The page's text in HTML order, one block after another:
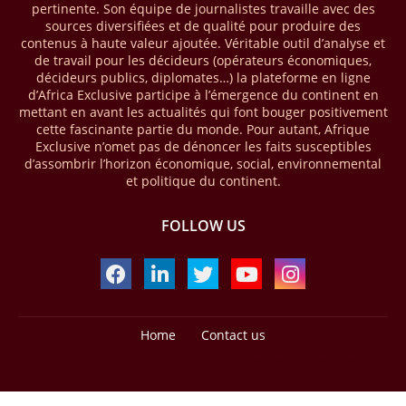
enregistré environ 74 % du nombre de transactions de Mobile money
répertoriées l’an passé dans le monde, avec environ 92 milliards de
transactions (+16 % par rapport à 2024) sur un total de 125 milliards
dans le monde.
28/03/26 AFRIQUE - ECONOMIE CREATIVE
Une rapport publié dernièrement par le Boston Consulting Group, et
intitulé « Africa Unleashed: Empowering Women in Creative Industries
», dresse un état des lieux saisissant de l'économie créative africaine
à la fois dynamique et structurellement négligé. Ce secteur,
les contenus numériques, représente aujourd'hui environ 59 milliards
représente moins de 3 % d'un marché mondial évalué à près de 2000
milliards USD. L'écart est vertigineux, mais il constitue aussi, selon le
exportations créatives pourraient atteindre 140 à 150 milliards USD,
pertinente. Son équipe de journalistes travaille avec des
sources diversifiées et de qualité pour produire des
contenus à haute valeur ajoutée. Véritable outil d’analyse et
de travail pour les décideurs (opérateurs économiques,
décideurs publics, diplomates…) la plateforme en ligne
d’Africa Exclusive participe à l’émergence du continent en
mettant en avant les actualités qui font bouger positivement
cette fascinante partie du monde. Pour autant, Afrique
Exclusive n’omet pas de dénoncer les faits susceptibles
d’assombrir l’horizon économique, social, environnemental
et politique du continent.
FOLLOW US
Home Contact us